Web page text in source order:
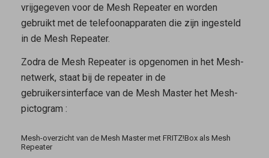
vrijgegeven voor de Mesh Repeateren worden
gebruikt met de telefoonapparaten die zijn ingesteld
in de Mesh Repeater.
Zodra de Mesh Repeateris opgenomen in het Mesh-
netwerk, staat bij de repeater in de
gebruikersinterface van de Mesh Masterhet Mesh-
pictogram :
Mesh-overzicht van de Mesh Master met FRITZ!Box als Mesh
Repeater